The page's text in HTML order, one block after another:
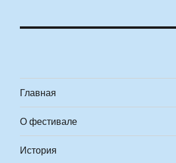
Главная
О фестивале
История